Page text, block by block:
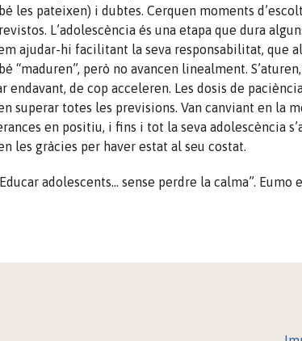
les pateixen) i dubtes. Cerquen moments
L’adolescència és una etapa que dura
ajudar-hi facilitant la seva responsabilitat, que
“maduren”, però no avancen linealment.
endavant, de cop acceleren. Les dosis de
superar totes les previsions. Van canviant en la
en positiu, i fins i tot la seva adolescència
les gràcies per haver estat al seu costat.
adolescents… sense perdre la calma”. Eumo